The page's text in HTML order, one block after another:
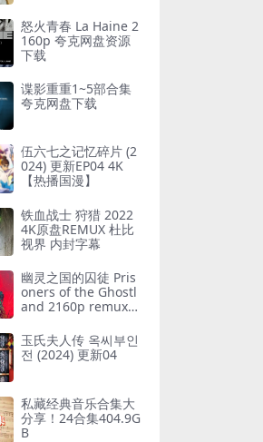
怒火青春 La Haine 2
160p 夸克网盘资源
下载
谍影重重1~5部合集
夸克网盘下载
伍六七之记忆碎片 (2
024) 更新EP04 4K
【热播国漫】
铁血战士 狩猎 2022
4K原盘REMUX 杜比
视界 内封字幕
幽灵之国的囚徒 Pris
oners of the Ghostl
and 2160p remux
字幕
玉氏夫人传 옥씨부인
전 (2024) 更新04
私藏经典音乐合集大
分享！24合集404.9G
B